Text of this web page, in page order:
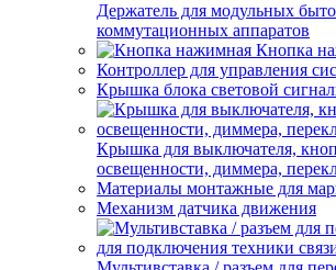
Держатель для модульных
коммутационных аппаратов
Кнопка
Контроллер для управления
Крышка блока световой
Крышка для выключателя,
освещенности, диммера,
Материалы монтажные для
Механизм датчика движения